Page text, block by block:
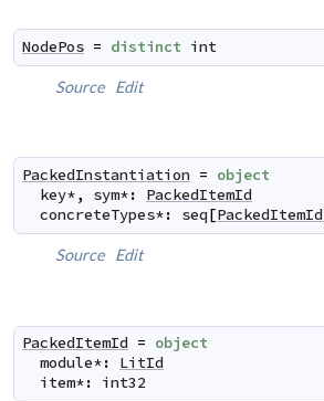
NodePos = distinct int
Source Edit
PackedInstantiation = object
key*, sym*:
PackedItemId
concreteTypes*: seq[PackedItemId
Source Edit
PackedItemId = object
module*:
LitId
item*: int32